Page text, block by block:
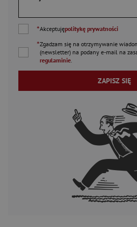
*Akceptujępolitykę prywatności
*Zgadzam się na otrzymywanie
(newsletter) na podany e-mail na
regulaminie
ZAPISZ SIĘ